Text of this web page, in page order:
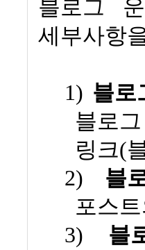
블로그 운
세부사항
1) 블로
블로
링크(
2)
블
포스
3)
블